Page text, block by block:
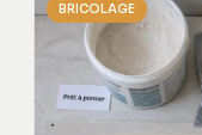
BRICOLAGE